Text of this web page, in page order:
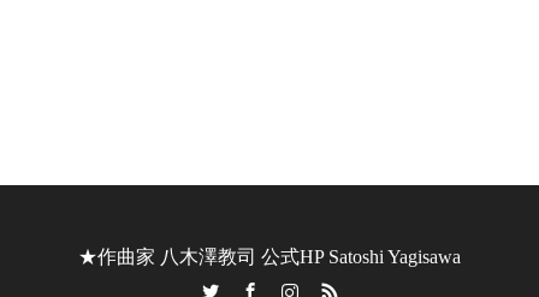
★作曲家 八木澤教司 公式HP Satoshi Yagisawa
RSS